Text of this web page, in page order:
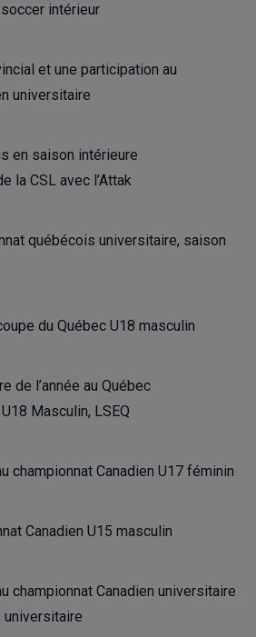
intérieur
et une participation au
universitaire
en saison intérieure
la CSL avec l’Attak
québécois universitaire, saison
du Québec U18 masculin
de l’année au Québec
Masculin, LSEQ
championnat Canadien U17 féminin
Canadien U15 masculin
championnat Canadien universitaire
universitaire